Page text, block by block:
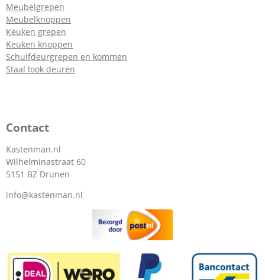
Meubelgrepen
Meubelknoppen
Keuken grepen
Keuken knoppen
Schuifdeurgrepen en kommen
Staal look deuren
Contact
Kastenman.nl
Wilhelminastraat 60
5151 BZ Drunen
info@kastenman.nl